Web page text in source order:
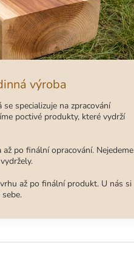
výroba
se specializuje na zpracování
poctivé produkty, které vydrží
po finální opracování. Nejedeme
až po finální produkt. U nás si